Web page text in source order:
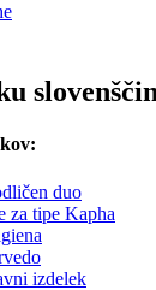
duo
za tipe Kapha
izdelek